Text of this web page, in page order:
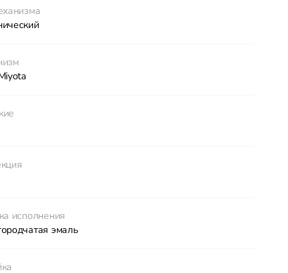
исполнения
эмаль